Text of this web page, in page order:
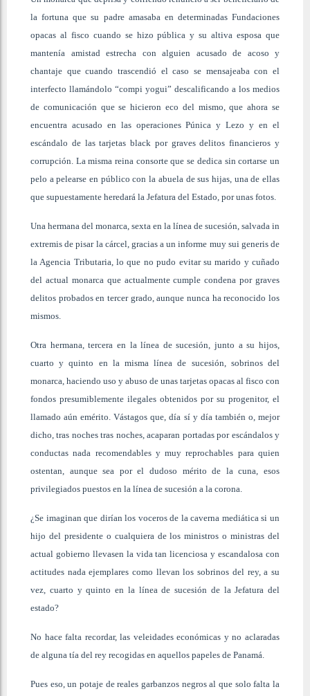
la fortuna que su padre amasaba en determinadas Fundaciones
opacas al fisco cuando se hizo pública y su altiva esposa que
mantenía amistad estrecha con alguien acusado de acoso y
chantaje que cuando trascendió el caso se mensajeaba con el
interfecto llamándolo “compi yogui” descalificando a los medios
de comunicación que se hicieron eco del mismo, que ahora se
encuentra acusado en las operaciones Púnica y Lezo y en el
escándalo de las tarjetas black por graves delitos financieros y
corrupción. La misma reina consorte que se dedica sin cortarse un
pelo a pelearse en público con la abuela de sus hijas, una de ellas
que supuestamente heredará la Jefatura del Estado, por unas fotos.
Una hermana del monarca, sexta en la línea de sucesión, salvada in
extremis de pisar la cárcel, gracias a un informe muy sui generis de
la Agencia Tributaria, lo que no pudo evitar su marido y cuñado
del actual monarca que actualmente cumple condena por graves
delitos probados en tercer grado, aunque nunca ha reconocido los
mismos.
Otra hermana, tercera en la línea de sucesión, junto a su hijos,
cuarto y quinto en la misma línea de sucesión, sobrinos del
monarca, haciendo uso y abuso de unas tarjetas opacas al fisco con
fondos presumiblemente ilegales obtenidos por su progenitor, el
llamado aún emérito. Vástagos que, día sí y día también o, mejor
dicho, tras noches tras noches, acaparan portadas por escándalos y
conductas nada recomendables y muy reprochables para quien
ostentan, aunque sea por el dudoso mérito de la cuna, esos
privilegiados puestos en la línea de sucesión a la corona.
¿Se imaginan que dirían los voceros de la caverna mediática si un
hijo del presidente o cualquiera de los ministros o ministras del
actual gobierno llevasen la vida tan licenciosa y escandalosa con
actitudes nada ejemplares como llevan los sobrinos del rey, a su
vez, cuarto y quinto en la línea de sucesión de la Jefatura del
estado?
No hace falta recordar, las veleidades económicas y no aclaradas
de alguna tía del rey recogidas en aquellos papeles de Panamá.
Pues eso, un potaje de reales garbanzos negros al que solo falta la